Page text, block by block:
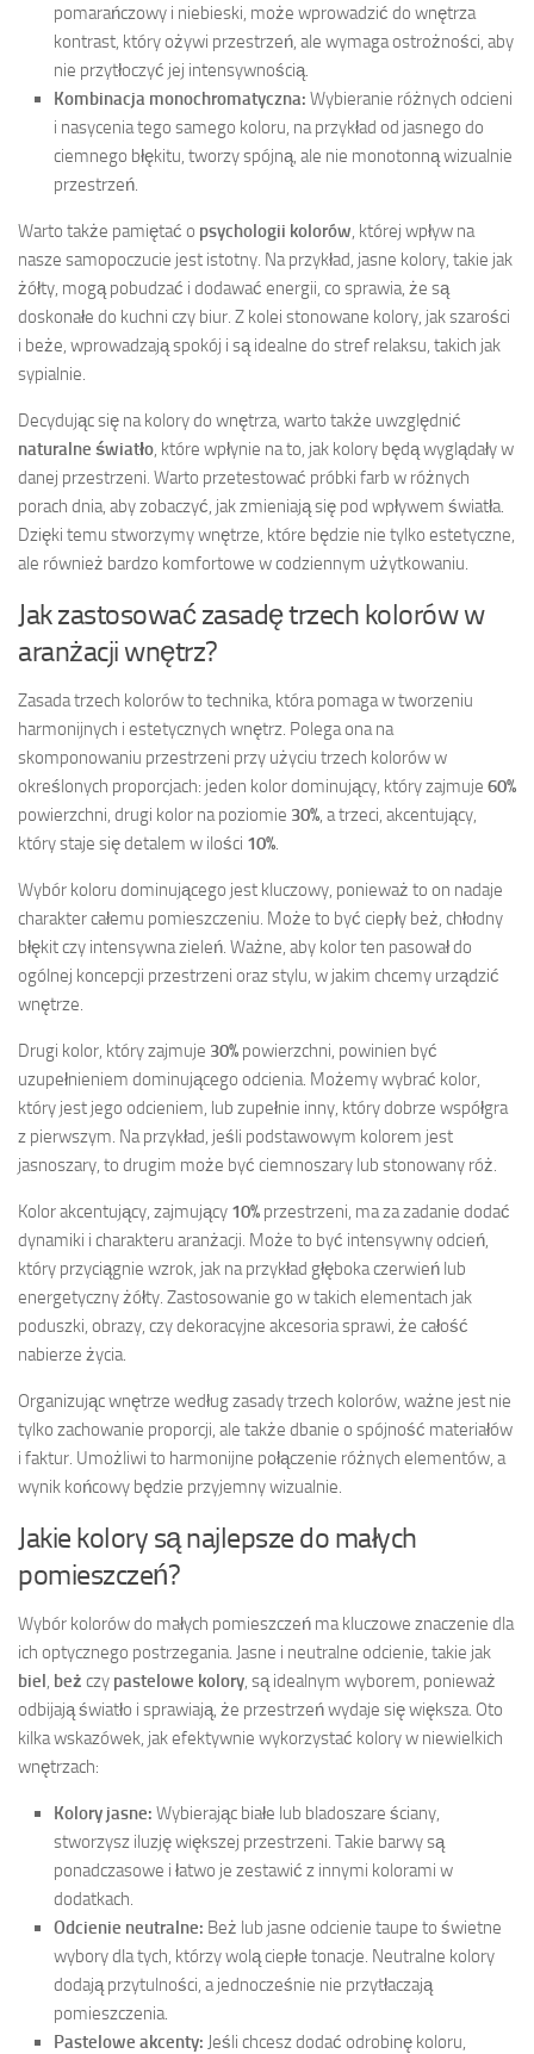
pomarańczowy i niebieski, może wprowadzić do wnętrza
kontrast, który ożywi przestrzeń, ale wymaga ostrożności, aby
nie przytłoczyć jej intensywnością.
Kombinacja monochromatyczna: Wybieranie różnych odcieni
i nasycenia tego samego koloru, na przykład od jasnego do
ciemnego błękitu, tworzy spójną, ale nie monotonną wizualnie
przestrzeń.
Warto także pamiętać o psychologii kolorów, której wpływ na
nasze samopoczucie jest istotny. Na przykład, jasne kolory, takie jak
żółty, mogą pobudzać i dodawać energii, co sprawia, że są
doskonałe do kuchni czy biur. Z kolei stonowane kolory, jak szarości
i beże, wprowadzają spokój i są idealne do stref relaksu, takich jak
sypialnie.
Decydując się na kolory do wnętrza, warto także uwzględnić
naturalne światło, które wpłynie na to, jak kolory będą wyglądały w
danej przestrzeni. Warto przetestować próbki farb w różnych
porach dnia, aby zobaczyć, jak zmieniają się pod wpływem światła.
Dzięki temu stworzymy wnętrze, które będzie nie tylko estetyczne,
ale również bardzo komfortowe w codziennym użytkowaniu.
Jak zastosować zasadę trzech kolorów w
aranżacji wnętrz?
Zasada trzech kolorów to technika, która pomaga w tworzeniu
harmonijnych i estetycznych wnętrz. Polega ona na
skomponowaniu przestrzeni przy użyciu trzech kolorów w
określonych proporcjach: jeden kolor dominujący, który zajmuje 60%
powierzchni, drugi kolor na poziomie 30%, a trzeci, akcentujący,
który staje się detalem w ilości 10%.
Wybór koloru dominującego jest kluczowy, ponieważ to on nadaje
charakter całemu pomieszczeniu. Może to być ciepły beż, chłodny
błękit czy intensywna zieleń. Ważne, aby kolor ten pasował do
ogólnej koncepcji przestrzeni oraz stylu, w jakim chcemy urządzić
wnętrze.
Drugi kolor, który zajmuje 30% powierzchni, powinien być
uzupełnieniem dominującego odcienia. Możemy wybrać kolor,
który jest jego odcieniem, lub zupełnie inny, który dobrze współgra
z pierwszym. Na przykład, jeśli podstawowym kolorem jest
jasnoszary, to drugim może być ciemnoszary lub stonowany róż.
Kolor akcentujący, zajmujący 10% przestrzeni, ma za zadanie dodać
dynamiki i charakteru aranżacji. Może to być intensywny odcień,
który przyciągnie wzrok, jak na przykład głęboka czerwień lub
energetyczny żółty. Zastosowanie go w takich elementach jak
poduszki, obrazy, czy dekoracyjne akcesoria sprawi, że całość
nabierze życia.
Organizując wnętrze według zasady trzech kolorów, ważne jest nie
tylko zachowanie proporcji, ale także dbanie o spójność materiałów
i faktur. Umożliwi to harmonijne połączenie różnych elementów, a
wynik końcowy będzie przyjemny wizualnie.
Jakie kolory są najlepsze do małych
pomieszczeń?
Wybór kolorów do małych pomieszczeń ma kluczowe znaczenie dla
ich optycznego postrzegania. Jasne i neutralne odcienie, takie jak
biel, beż czy pastelowe kolory, są idealnym wyborem, ponieważ
odbijają światło i sprawiają, że przestrzeń wydaje się większa. Oto
kilka wskazówek, jak efektywnie wykorzystać kolory w niewielkich
wnętrzach:
Kolory jasne: Wybierając białe lub bladoszare ściany,
stworzysz iluzję większej przestrzeni. Takie barwy są
ponadczasowe i łatwo je zestawić z innymi kolorami w
dodatkach.
Odcienie neutralne: Beż lub jasne odcienie taupe to świetne
wybory dla tych, którzy wolą ciepłe tonacje. Neutralne kolory
dodają przytulności, a jednocześnie nie przytłaczają
pomieszczenia.
Pastelowe akcenty: Jeśli chcesz dodać odrobinę koloru,